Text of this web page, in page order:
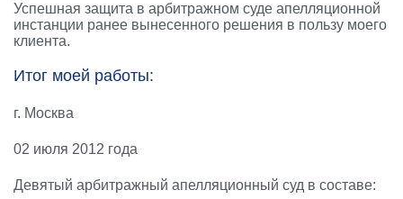
Успешная защита в арбитражном суде апелляционной
инстанции ранее вынесенного решения в пользу моего
клиента.
Итог моей работы:
г. Москва
02 июля 2012 года
Девятый арбитражный апелляционный суд в составе: